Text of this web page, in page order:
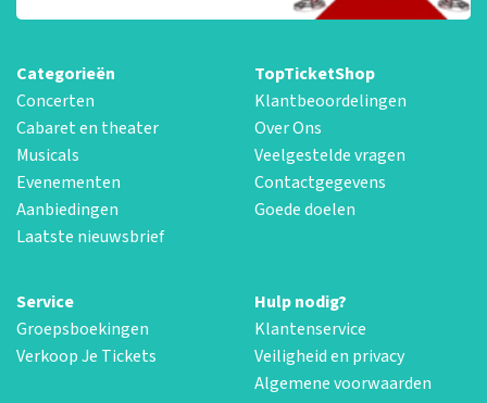
Categorieën
Concerten
Cabaret en theater
Musicals
Evenementen
Aanbiedingen
Laatste nieuwsbrief
TopTicketShop
Klantbeoordelingen
Over Ons
Veelgestelde vragen
Contactgegevens
Goede doelen
Service
Groepsboekingen
Verkoop Je Tickets
Hulp nodig?
Klantenservice
Veiligheid en privacy
Algemene voorwaarden